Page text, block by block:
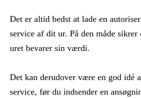
Det er altid bedst at lade en
service af dit ur. På den måde
uret bevarer sin værdi.
Det kan derudover være en god idé
service, før du indsender en